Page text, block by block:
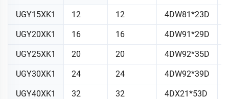
UGY15XK1 12 12 4DW81*23D
UGY20XK1 16 16 4DW91*29D
UGY25XK1 20 20 4DW92*35D
UGY30XK1 24 24 4DW92*39D
UGY40XK1 32 32 4DX21*53D